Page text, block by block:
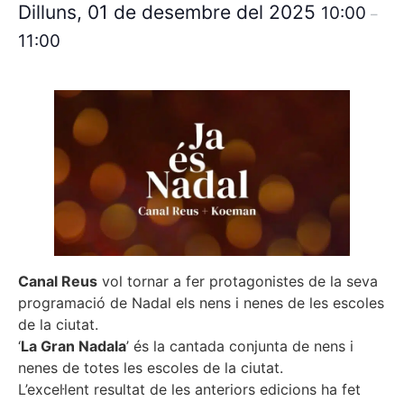
Dilluns, 01 de desembre del 2025 10:00 –
11:00
Canal Reus vol tornar a fer protagonistes de la seva
programació de Nadal els nens i nenes de les escoles
de la ciutat.
‘La Gran Nadala’ és la cantada conjunta de nens i
nenes de totes les escoles de la ciutat.
L’excel·lent resultat de les anteriors edicions ha fet